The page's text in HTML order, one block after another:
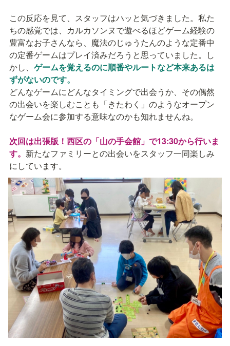
この反応を見て、スタッフはハッと気づきました。私た
ちの感覚では、カルカソンヌで遊べるほどゲーム経験の
豊富なお子さんなら、魔法のじゅうたんのような定番中
の定番ゲームはプレイ済みだろうと思っていました。し
かし、 ゲームを覚えるのに順番やルートなど本来あるは
ずがないのです。
どんなゲームにどんなタイミングで出会うか、その偶然
の出会いを楽しむことも「きたわく」のようなオープン
なゲーム会に参加する意味なのかも知れませんね。
次回は出張版！西区の「山の手会館」で13:30から行いま
す。 新たなファミリーとの出会いをスタッフ一同楽しみ
にしています。